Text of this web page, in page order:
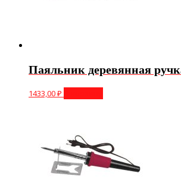
Паяльник деревянная
1433,00₽